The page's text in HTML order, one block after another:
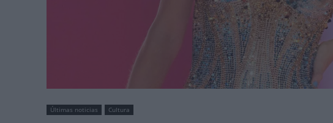
Últimas noticias Cultura